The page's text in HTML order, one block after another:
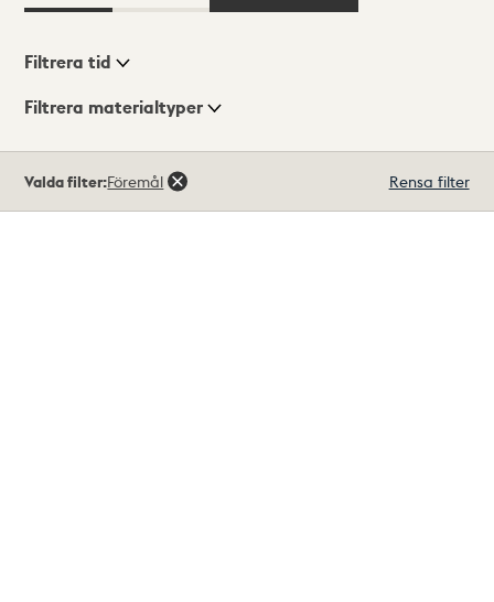
Visningsläge
Filtrera tid
Filtrera materialtyper
träffar
Valda filter:Föremål Rensa filter